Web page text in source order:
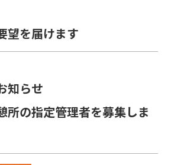
望を届けます
知らせ
所の指定管理者を募集しま